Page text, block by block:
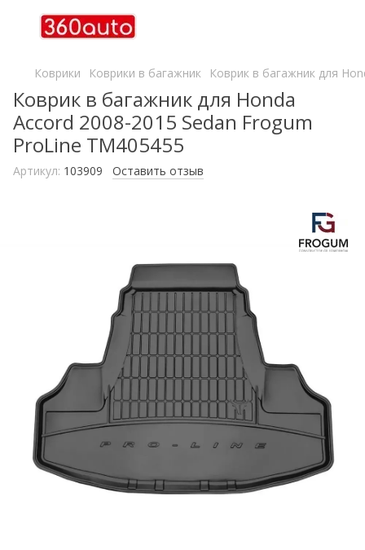
Коврики Коврики в багажник Коврик в багажник для
Коврик в багажник для Honda
Accord 2008-2015 Sedan Frogum
ProLine TM405455
Артикул: 103909 Оставить отзыв